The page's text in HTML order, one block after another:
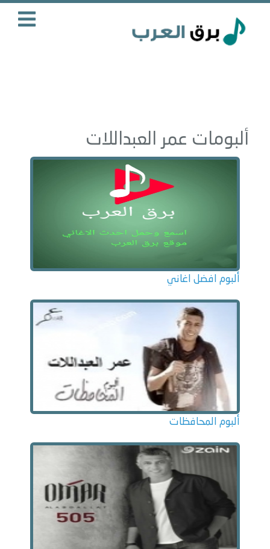
ألبومات عمر العبداللات
ألبوم افضل اغاني
ألبوم المحافظات